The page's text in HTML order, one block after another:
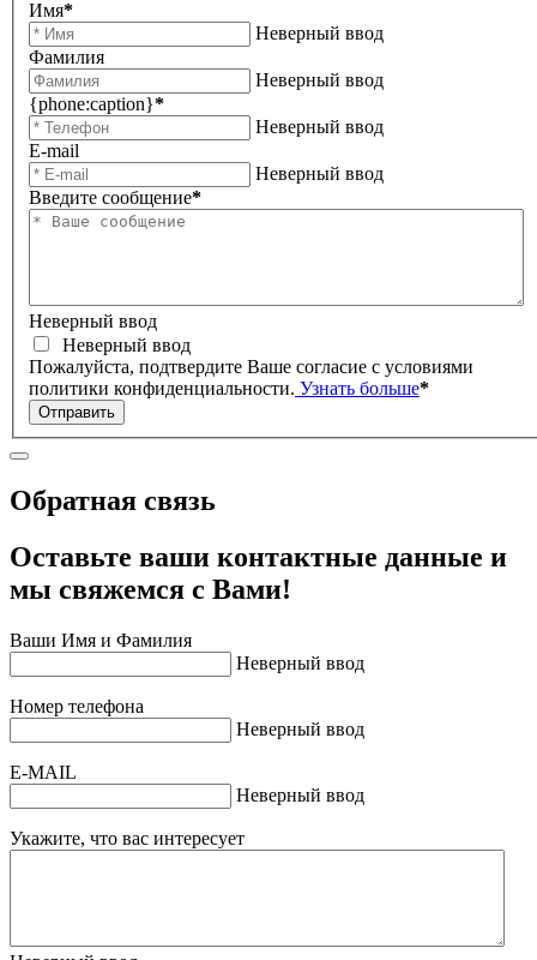
Имя*
Неверный ввод
Фамилия
Неверный ввод
{phone:caption}*
Неверный ввод
E-mail
Неверный ввод
Введите сообщение*
Неверный ввод
Неверный ввод
Пожалуйста, подтвердите Ваше согласие с условиями
политики конфиденциальности. Узнать больше*
Отправить
Обратная связь
Оставьте ваши контактные данные и
мы свяжемся с Вами!
Ваши Имя и Фамилия
Неверный ввод
Номер телефона
Неверный ввод
E-MAIL
Неверный ввод
Укажите, что вас интересует